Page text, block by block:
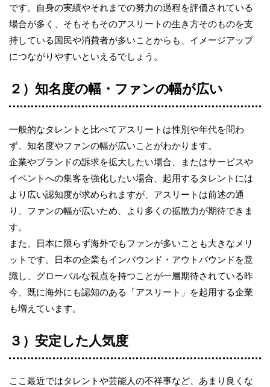
です。自身の実績やそれまでの努力の過程を評価されている
場合が多く、そもそもそのアスリートの生き方そのものを支
持している国民や消費者が多いことからも、イメージアップ
につながりやすいといえるでしょう。
２）知名度の幅・ファンの幅が広い
一般的なタレントと比べてアスリートは性別や年代を問わ
ず、知名度やファンの幅が広いことがわかります。
企業やブランドの訴求を拡大したい場合、またはサービスや
イベントへの集客を強化したい場合、起用するタレントには
より広い認知度が求められますが、アスリートは前述の通
り、ファンの幅が広いため、より多くの拡散力が期待できま
す。
また、日本に限らず海外でもファンが多いことも大きなメリ
ットです。日本の企業もインバウンド・アウトバウンドを意
識し、グローバルな視点を持つことが一層期待されている昨
今、既に海外にも認知のある「アスリート」を起用する企業
も増えています。
３）安定した人気度
ここ最近ではタレントや芸能人の不祥事など、あまり良くな